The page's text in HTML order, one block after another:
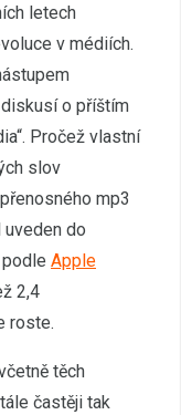
letech
v médiích.
o příštím
Pročež vlastní
slov
mp3
do
Apple
2,4
roste.
těch
častěji tak